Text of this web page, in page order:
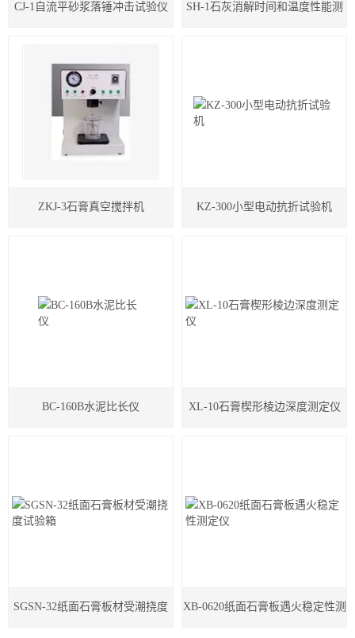
CJ-1自流平砂浆落锤冲击试验仪 SH-1石灰消解时间和温度性能测
ZKJ-3石膏真空搅拌机 KZ-300小型电动抗折试验机
BC-160B水泥比长仪 XL-10石膏楔形棱边深度测定仪
SGSN-32纸面石膏板材受潮挠度 XB-0620纸面石膏板遇火稳定性测